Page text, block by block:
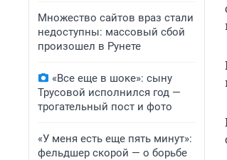
Множество сайтов враз стали
недоступны: массовый сбой
произошел в Рунете
«Все еще в шоке»: сыну
Трусовой исполнился год —
трогательный пост и фото
«У меня есть еще пять минут»:
фельдшер скорой — о борьбе